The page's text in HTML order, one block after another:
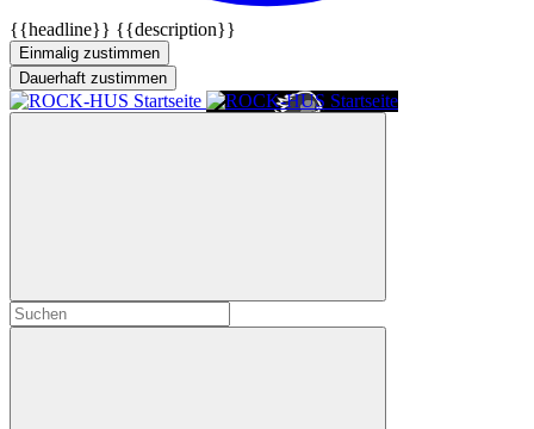
{{headline}} {{description}}
Einmalig zustimmen
Dauerhaft zustimmen